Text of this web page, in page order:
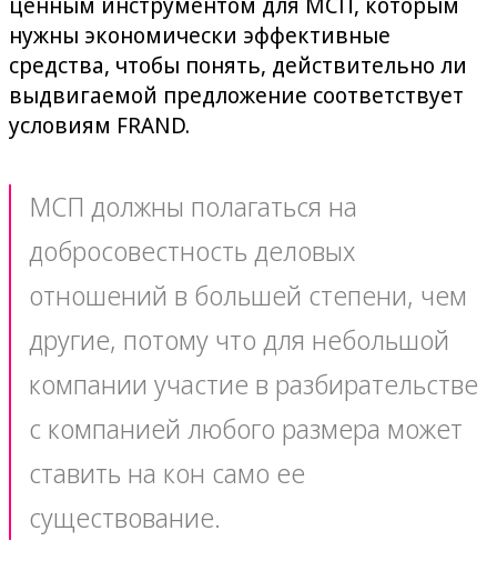
нужны экономически эффективные
средства, чтобы понять, действительно ли
выдвигаемой предложение соответствует
условиям FRAND.
МСП должны полагаться на
добросовестность деловых
отношений в большей степени, чем
другие, потому что для небольшой
компании участие в разбирательстве
с компанией любого размера может
ставить на кон само ее
существование.